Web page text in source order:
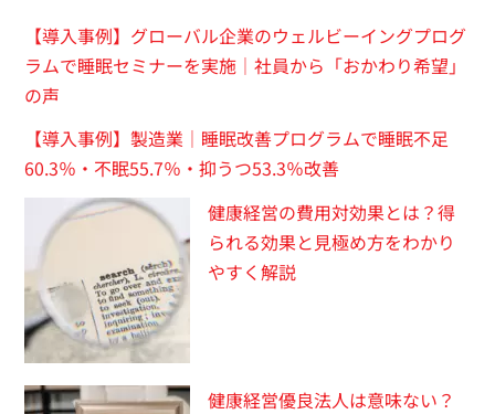
【導入事例】グローバル企業のウェルビーイングプログ
ラムで睡眠セミナーを実施｜社員から「おかわり希望」
の声
【導入事例】製造業｜睡眠改善プログラムで睡眠不足
60.3％・不眠55.7％・抑うつ53.3％改善
健康経営の費用対効果とは？得
られる効果と見極め方をわかり
やすく解説
健康経営優良法人は意味ない？